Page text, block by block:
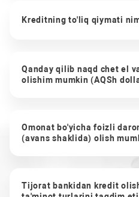
Kreditning to'liq qiymati
Qanday qilib naqd chet el
olishim mumkin (AQSh
Omonat bo'yicha foizli
(avans shaklida) olish
Tijorat bankidan kredit